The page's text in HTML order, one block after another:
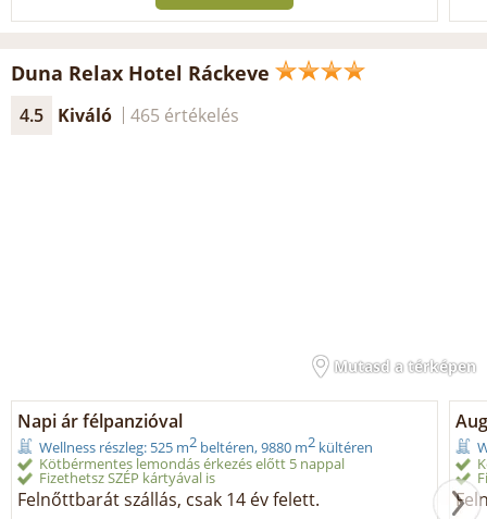
Duna Relax Hotel Ráckeve
4.5 Kiváló 465 értékelés
Mutasd a térképen
Napi ár félpanzióval
Wellness részleg: 525 m2 beltéren, 9880 m2 kültéren
Kötbérmentes lemondás érkezés előtt 5 nappal
Fizethetsz SZÉP kártyával is
Felnőttbarát szállás, csak 14 év felett.